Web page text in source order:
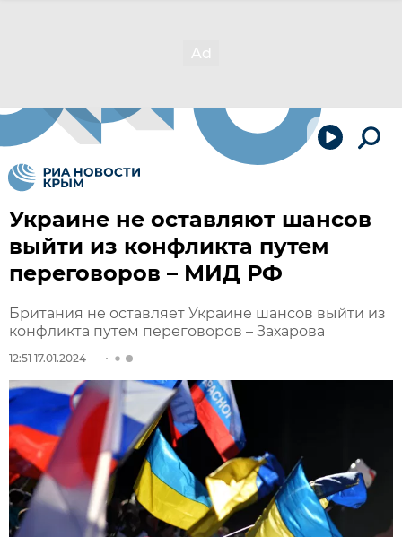
Украине не оставляют шансов
выйти из конфликта путем
переговоров – МИД РФ
Британия не оставляет Украине шансов выйти из
конфликта путем переговоров – Захарова
12:51 17.01.2024